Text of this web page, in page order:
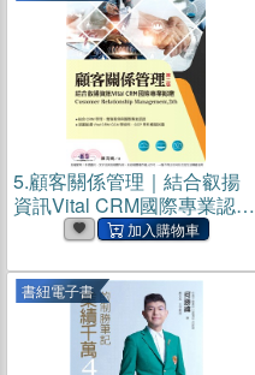
5.顧客關係管理｜結合叡揚
資訊Vital CRM國際專業認證
(電子書)
書紐電子書